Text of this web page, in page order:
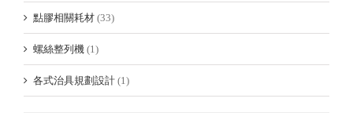
點膠相關耗材 (33)
螺絲整列機 (1)
各式治具規劃設計 (1)